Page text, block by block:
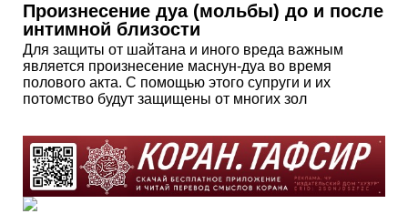
Произнесение дуа (мольбы) до и после
интимной близости
Для защиты от шайтана и иного вреда важным
является произнесение маснун-дуа во время
полового акта. С помощью этого супруги и их
потомство будут защищены от многих зол